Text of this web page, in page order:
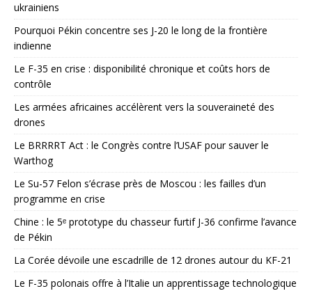
ukrainiens
Pourquoi Pékin concentre ses J-20 le long de la frontière
indienne
Le F-35 en crise : disponibilité chronique et coûts hors de
contrôle
Les armées africaines accélèrent vers la souveraineté des
drones
Le BRRRRT Act : le Congrès contre l’USAF pour sauver le
Warthog
Le Su-57 Felon s’écrase près de Moscou : les failles d’un
programme en crise
Chine : le 5ᵉ prototype du chasseur furtif J-36 confirme l’avance
de Pékin
La Corée dévoile une escadrille de 12 drones autour du KF-21
Le F-35 polonais offre à l’Italie un apprentissage technologique